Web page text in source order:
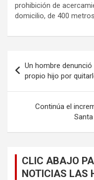
prohibición de
domicilio, de 400
de
entradas
Un hombre
propio hijo por
Continúa el
CLIC ABAJO
NOTICIAS LAS